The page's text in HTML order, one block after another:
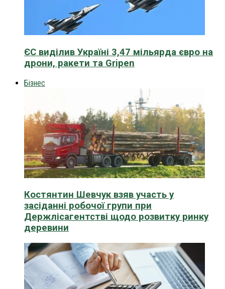
ЄС виділив Україні 3,47 мільярда євро на
дрони, ракети та Gripen
Бізнес
Костянтин Шевчук взяв участь у
засіданні робочої групи при
Держлісагентстві щодо розвитку ринку
деревини